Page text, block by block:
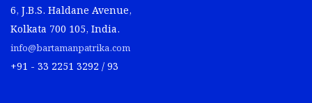
6, J.B.S. Haldane Avenue,
Kolkata 700 105, India.
info@bartamanpatrika.com
+91 - 33 2251 3292 / 93